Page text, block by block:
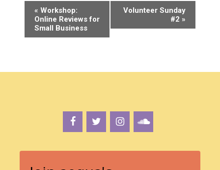
N
t
« Workshop:
Online Reviews for
Small Business
Volunteer Sunday
#2 »